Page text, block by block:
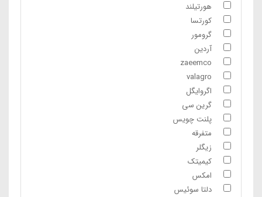
هورتیلند
کورتسا
گرومور
آردین
zaeemco
valagro
اگروایگل
گرین سی
پلنت چویس
متفرقه
زیگلر
کیمیتک
امکس
دلتا سوئیس